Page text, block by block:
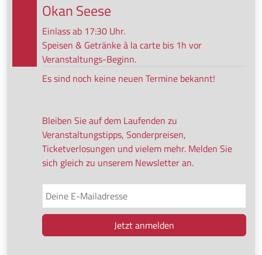
Okan Seese
Einlass ab 17:30 Uhr.
Speisen & Getränke à la carte bis 1h vor
Veranstaltungs-Beginn.
Es sind noch keine neuen Termine bekannt!
Bleiben Sie auf dem Laufenden zu
Veranstaltungstipps, Sonderpreisen,
Ticketverlosungen und vielem mehr. Melden Sie
sich gleich zu unserem Newsletter an.